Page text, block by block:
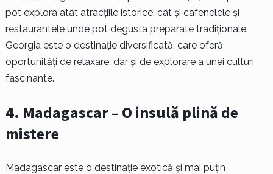
pot explora atât atracțiile istorice, cât și cafenelele și
restaurantele unde pot degusta preparate tradiționale.
Georgia este o destinație diversificată, care oferă
oportunități de relaxare, dar și de explorare a unei culturi
fascinante.
4. Madagascar – O insulă plină de
mistere
Madagascar este o destinație exotică și mai puțin